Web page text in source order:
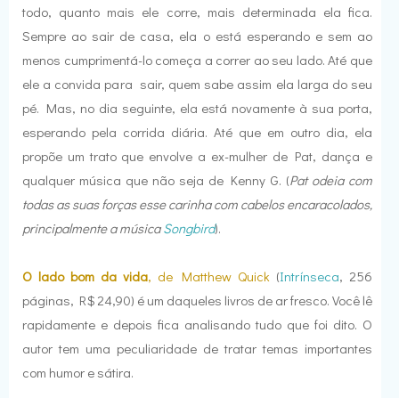
todo, quanto mais ele corre, mais determinada ela fica.
Sempre ao sair de casa, ela o está esperando e sem ao
menos cumprimentá-lo começa a correr ao seu lado. Até que
ele a convida para sair, quem sabe assim ela larga do seu
pé. Mas, no dia seguinte, ela está novamente à sua porta,
esperando pela corrida diária. Até que em outro dia, ela
propõe um trato que envolve a ex-mulher de Pat, dança e
qualquer música que não seja de Kenny G. (Pat odeia com
todas as suas forças esse carinha com cabelos encaracolados,
principalmente a músicaSongbird).
O lado bom da vida, de Matthew Quick (Intrínseca, 256
páginas, R$ 24,90) é um daqueles livros de ar fresco. Você lê
rapidamente e depois fica analisando tudo que foi dito. O
autor tem uma peculiaridade de tratar temas importantes
com humor e sátira.